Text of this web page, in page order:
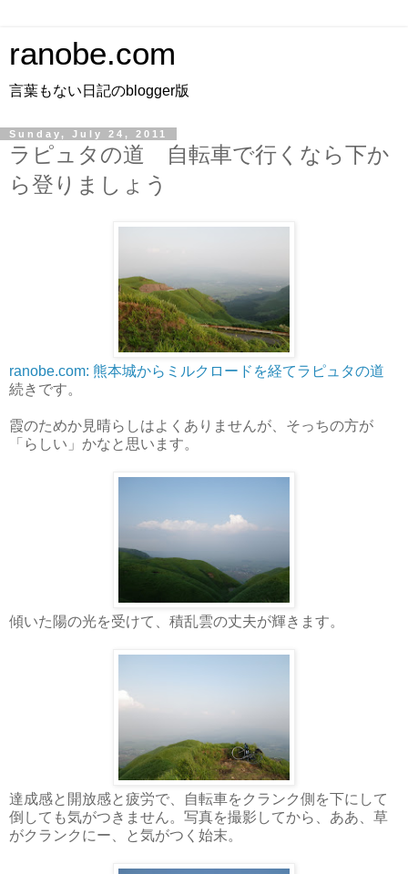
ranobe.com
言葉もない日記のblogger版
Sunday, July 24, 2011
ラピュタの道 自転車で行くなら下か
ら登りましょう
ranobe.com: 熊本城からミルクロードを経てラピュタの道
続きです。
霞のためか見晴らしはよくありませんが、そっちの方が
「らしい」かなと思います。
傾いた陽の光を受けて、積乱雲の丈夫が輝きます。
達成感と開放感と疲労で、自転車をクランク側を下にして
倒しても気がつきません。写真を撮影してから、ああ、草
がクランクにー、と気がつく始末。